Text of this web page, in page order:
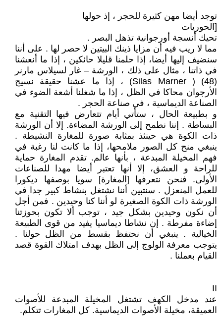
توجد أيضا مهن كثيرة للحجر ، إذ حولها
[الحوريات
تحيك أنسجة أورجوانية تذهل البصر .
مما لا ريب فيه أن مزايا ذينك البيتين لا حصر لها . على أننا
سنضيف إليها أيضا، إذا حلمنا قليلا حائكين ، إذا ما أنعشنا
في ذاتنا ، مثال على ذلك ، الورشة – غار لسيلاس مارنر
(48) ( Silas Marner) ، إذا ما عشنا حقيقة نسيج
الأرجوان محاكا في الظل ، إذا ما شغلنا أشعة الضوء في
الصناعة الديماسية ، في صناعة الحجر .
و بطبيعة الحال ، ستأتي أيام تتعارض فيها التقنية مع
البساطة . إننا نطمح إلى الورشة المضاءة. إلا أن الورشة
ذات الكوة هي حينئذ بمثابة صورة للمغارة النشيطة .
ينبغي منح كل الصور ملامحها، إذا ما كانت لنا رغبة في
فهم المخيلة المبدعة ، بأنها عالم. تقدم المغارة حماية
للراحة و العشق، إلا أنها تعتبر أيضا مهدا للصناعات
الأولى. فنحن نتعرفها [المغارة] سويا بوصفها ديكورا
للعمل المنعزل . سنتبين أننا نشتغل بنشاط كبير جدا في
الورشة ذات الكوة الصغيرة لو أننا كنا وحيدين . فمن أجل
أن نكون وحيدين بشكل جيد ، توجب ألا تكون بحوزتنا
إضاءة مفرطة . إن نشاطا ديماسيا يفيد من قوى الطبيعة
الخيالية . ينبغي أن نحتفظ بقسط من الظل حولنا .
يتوجب معرفة الولوج إلى الظل بهدف امتلاك القوة قصد
القيام بعملنا .
II
عند مدخل الكهف تشتغل المخيلة المبدعة للأصوات
العميقة، مخيلة الأصوات الديماسية. كل المغارات تتكلم.